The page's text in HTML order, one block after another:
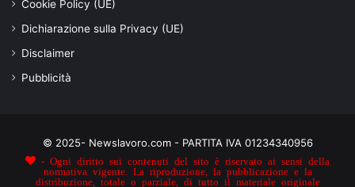
Cookie Policy (UE)
Dichiarazione sulla Privacy (UE)
Disclaimer
Pubblicità
© 2025- Newslavoro.com - PARTITA IVA 01234340956
- Ogni diritto sui contenuti del sito è riservato ai sensi della
normativa vigente. La riproduzione, la pubblicazione e la
distribuzione, totale o parziale, di tutto il materiale originale